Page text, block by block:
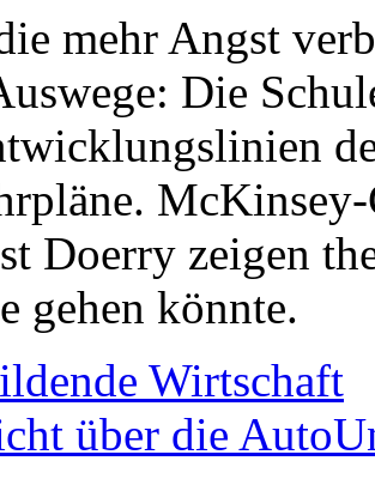
mehr Angst
Die
Doerry zeigen
gehen könnte.
Wirtschaft
über die